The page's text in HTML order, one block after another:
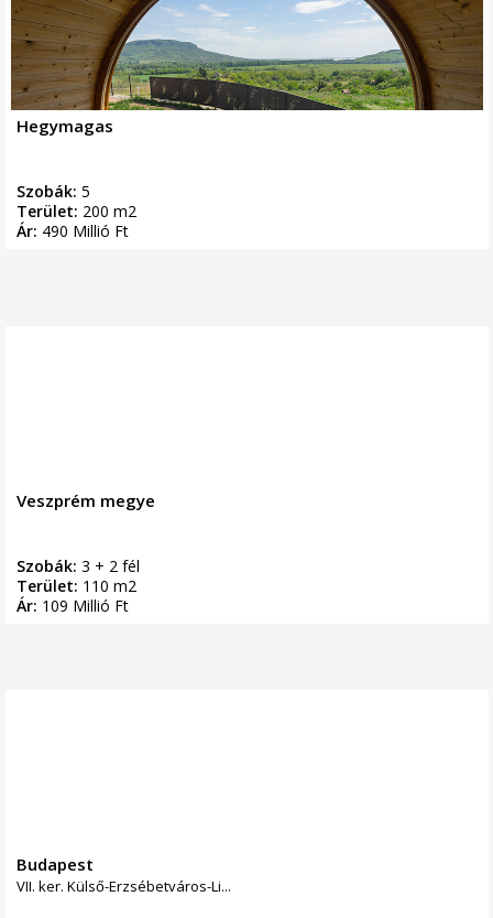
Hegymagas
Szobák: 5
Terület: 200 m2
Ár: 490 Millió Ft
Veszprém megye
Szobák: 3 + 2 fél
Terület: 110 m2
Ár: 109 Millió Ft
Budapest
VII. ker. Külső-Erzsébetváros-Li...